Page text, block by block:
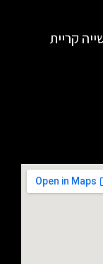
התעשייה קריית